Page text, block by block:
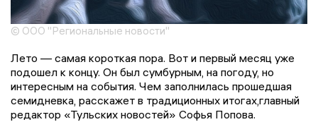
© ООО "Региональные новости"
Лето — самая короткая пора. Вот и первый месяц уже
подошел к концу. Он был сумбурным, на погоду, но
интересным на события. Чем заполнилась прошедшая
семидневка, расскажет в традиционных итогах,главный
редактор «Тульских новостей» Софья Попова.